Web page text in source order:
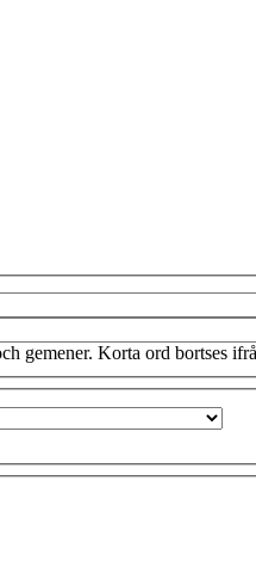
gemener. Korta ord bortses